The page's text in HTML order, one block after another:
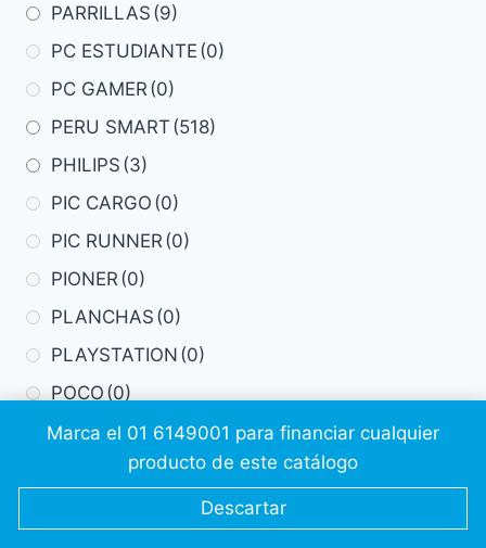
Marca el 01 6149001 para financiar cualquier
producto de este catálogo
Descartar
PARRILLAS (9)
PC ESTUDIANTE (0)
PC GAMER (0)
PERU SMART (518)
PHILIPS (3)
PIC CARGO (0)
PIC RUNNER (0)
PIONER (0)
PLANCHAS (0)
PLAYSTATION (0)
POCO (0)
POWER GAMER(0)
PRACTIKA (2)